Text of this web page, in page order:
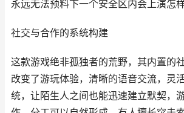
永远无法预料下一个安全区内会上演怎样
社交与合作的系统构建
这款游戏绝非孤独者的荒野，其内置的
改变了游玩体验，清晰的语音交流，灵
统，让陌生人之间也能迅速建立默契，